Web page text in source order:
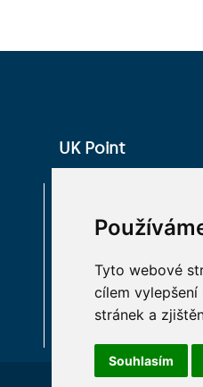
Tyto webové
cílem
stránek a
Souhlasím
UK Point
Praha 1, 116 36
+420 224 491 850
info@cuni.cz
Provozní doba a